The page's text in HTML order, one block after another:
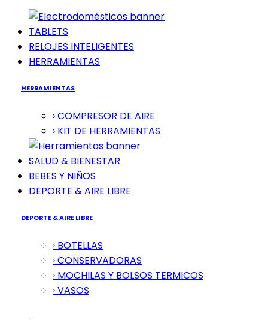
TABLETS
RELOJES INTELIGENTES
HERRAMIENTAS
HERRAMIENTAS
› COMPRESOR DE AIRE
› KIT DE HERRAMIENTAS
SALUD & BIENESTAR
BEBES Y NIÑOS
DEPORTE & AIRE LIBRE
DEPORTE & AIRE LIBRE
› BOTELLAS
› CONSERVADORAS
› MOCHILAS Y BOLSOS TERMICOS
› VASOS